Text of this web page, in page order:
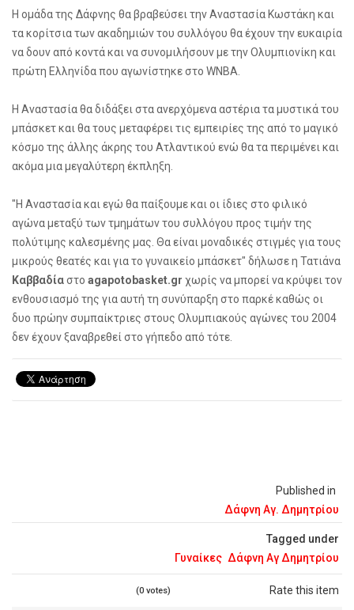
Published in
Δάφνη Αγ. Δημητρίου
Tagged under
Γυναίκες Δάφνη Αγ Δημητρίου
Rate this item
(0 votes)
Η ομάδα της Δάφνης θα βραβεύσει την Αναστασία Κωστάκη και
τα κορίτσια των ακαδημιών του συλλόγου θα έχουν την ευκαιρία
να δουν από κοντά και να συνομιλήσουν με την Ολυμπιονίκη και
πρώτη Ελληνίδα που αγωνίστηκε στο WNBA.
Η Αναστασία θα διδάξει στα ανερχόμενα αστέρια τα μυστικά του
μπάσκετ και θα τους μεταφέρει τις εμπειρίες της από το μαγικό
κόσμο της άλλης άκρης του Ατλαντικού ενώ θα τα περιμένει και
ακόμα μια μεγαλύτερη έκπληξη.
"Η Αναστασία και εγώ θα παίξουμε και οι ίδιες στο φιλικό
αγώνα μεταξύ των τμημάτων του συλλόγου προς τιμήν της
πολύτιμης καλεσμένης μας. Θα είναι μοναδικές στιγμές για τους
μικρούς θεατές και για το γυναικείο μπάσκετ" δήλωσε η Τατιάνα
Καββαδίαστο agapotobasket.gr χωρίς να μπορεί να κρύψει τον
ενθουσιασμό της για αυτή τη συνύπαρξη στο παρκέ καθώς οι
δυο πρώην συμπαίκτριες στους Ολυμπιακούς αγώνες του 2004
δεν έχουν ξαναβρεθεί στο γήπεδο από τότε.